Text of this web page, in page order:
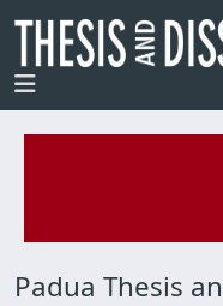
Padua Thesis